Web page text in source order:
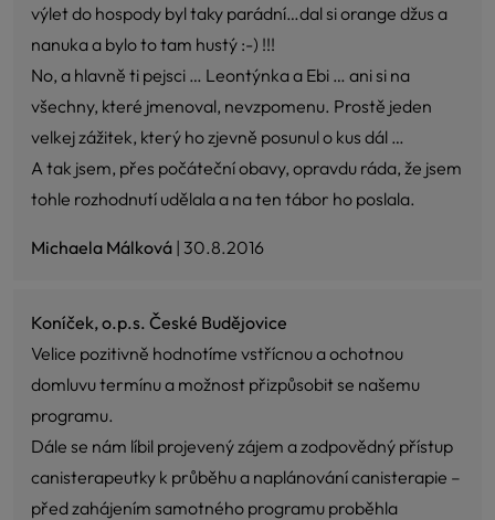
výlet do hospody byl taky parádní…dal si orange džus a
nanuka a bylo to tam hustý :-) !!!
No, a hlavně ti pejsci … Leontýnka a Ebi … ani si na
všechny, které jmenoval, nevzpomenu. Prostě jeden
velkej zážitek, který ho zjevně posunul o kus dál …
A tak jsem, přes počáteční obavy, opravdu ráda, že jsem
tohle rozhodnutí udělala a na ten tábor ho poslala.
Michaela Málková | 30.8.2016
Koníček, o.p.s. České Budějovice
Velice pozitivně hodnotíme vstřícnou a ochotnou
domluvu termínu a možnost přizpůsobit se našemu
programu.
Dále se nám líbil projevený zájem a zodpovědný přístup
canisterapeutky k průběhu a naplánování canisterapie –
před zahájením samotného programu proběhla